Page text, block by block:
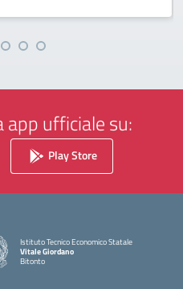
app ufficiale su:
Play Store
Istituto Tecnico Economico Statale
Vitale Giordano
Bitonto